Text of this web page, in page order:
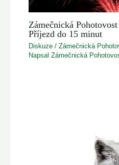
Zámečnická
Příjezd do 15 minut
Diskuze /Zámečnická
NapsalZámečnická